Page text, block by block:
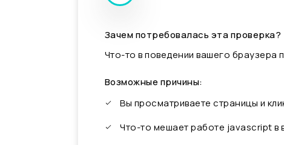
Зачем потребовалась эта проверка?
Что-то в поведении вашего браузера
Возможные причины:
Вы просматриваете страницы и
Что-то мешает работе javascript в